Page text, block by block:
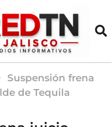
Suspensión frena
de Tequila